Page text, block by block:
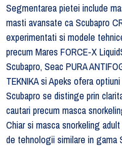
Segmentarea pietei include
masti avansate ca Scubapro
experimentati si modele
precum Mares FORCE-X
Scubapro, Seac PURA
TEKNIKA si Apeks ofera
Scubapro se distinge prin
cautari precum masca
Chiar si masca snorkeling
de tehnologii similare in gama